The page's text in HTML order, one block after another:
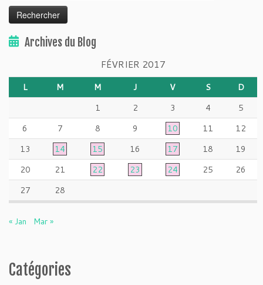
Archives du Blog
FÉVRIER 2017
L M M J V S
D
1
2 3 4
5
6
7 8 9 10 11
12
13
14 15 16 17 18
19
20
21 22 23 24 25
26
27
28
« Jan Mar »
Catégories